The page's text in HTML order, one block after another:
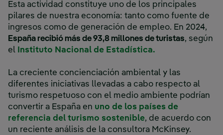
Esta actividad constituye uno de los principales
pilares de nuestra economía: tanto como fuente de
ingresos como de generación de empleo. En 2024,
España recibió más de 93,8 millones de turistas, según
el Instituto Nacional de Estadística.
La creciente concienciación ambiental y las
diferentes iniciativas llevadas a cabo respecto al
turismo respetuoso con el medio ambiente podrían
convertir a España en uno de los países de
referencia del turismo sostenible, de acuerdo con
un reciente análisis de la consultora McKinsey.